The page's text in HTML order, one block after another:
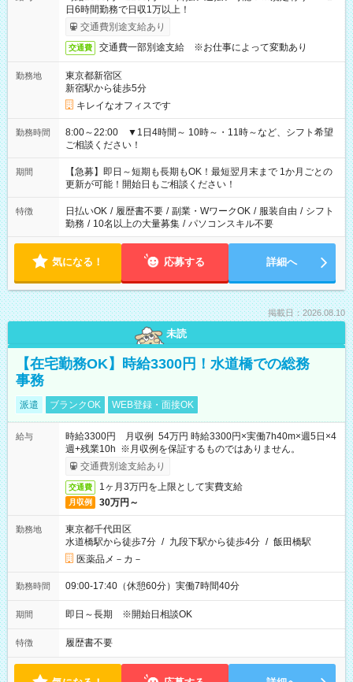
日6時間勤務で日収1万以上！
交通費別途支給あり
交通費 交通費一部別途支給 ※お仕事によって変動あり
勤務地
東京都新宿区
新宿駅から徒歩5分
キレイなオフィスです
勤務時間
8:00～22:00 ▼1日4時間～ 10時～・11時～など、シフト希望
ご相談ください！
期間
【急募】即日～短期も長期もOK！最短翌月末まで 1か月ごとの
更新が可能！開始日もご相談ください！
特徴 日払いOK / 履歴書不要 / 副業・WワークOK / 服装自由 / シフト
勤務 / 10名以上の大量募集 / パソコンスキル不要
気になる！ 応募する 詳細へ
掲載日：2026.08.10
未読
【在宅勤務OK】時給3300円！水道橋での総務
事務
派遣 ブランクOK WEB登録・面接OK
給与
時給3300円 月収例 54万円 時給3300円×実働7h40m×週5日×4
週+残業10h ※月収例を保証するものではありません。
交通費別途支給あり
交通費 1ヶ月3万円を上限として実費支給
月収例 30万円～
勤務地
東京都千代田区
水道橋駅から徒歩7分 / 九段下駅から徒歩4分 / 飯田橋駅
医薬品メ－カ－
勤務時間 09:00-17:40（休憩60分）実働7時間40分
期間 即日～長期 ※開始日相談OK
特徴 履歴書不要